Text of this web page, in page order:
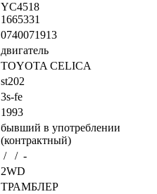
YC4518
1665331
0740071913
двигатель
TOYOTA CELICA
st202
3s-fe
1993
бывший в употреблении
(контрактный)
/ / -
2WD
ТРАМБЛЕР